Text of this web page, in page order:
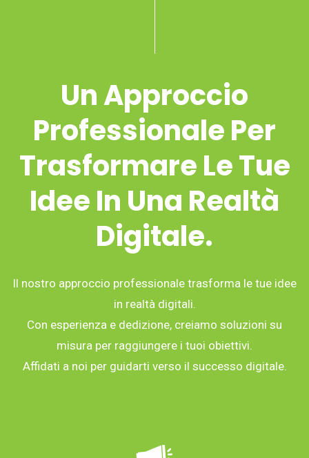
Un Approccio
Professionale Per
Trasformare Le Tue
Idee In Una Realtà
Digitale.
Il nostro approccio professionale trasforma le tue idee
in realtà digitali.
Con esperienza e dedizione, creiamo soluzioni su
misura per raggiungere i tuoi obiettivi.
Affidati a noi per guidarti verso il successo digitale.